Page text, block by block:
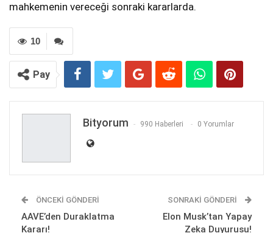
mahkemenin vereceği sonraki kararlarda.
10
Pay
Bityorum 990 Haberleri 0 Yorumlar
ÖNCEKI GÖNDERI
AAVE’den Duraklatma
Kararı!
SONRAKI GÖNDERI
Elon Musk’tan Yapay
Zeka Duyurusu!